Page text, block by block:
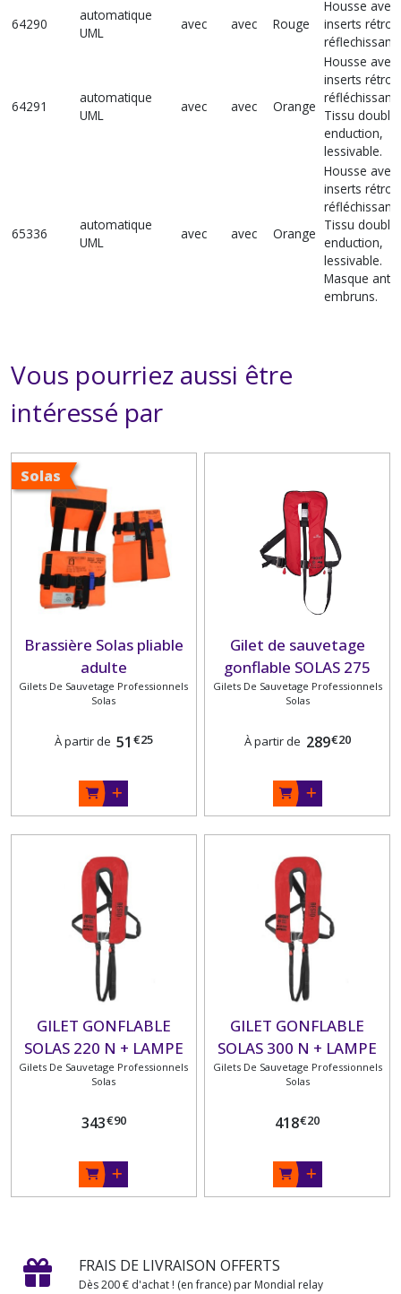
64290
automatique
UML
avec avec Rouge
Housse avec
inserts rétro-
64291
automatique
UML
avec avec Orange
Housse avec
inserts rétro-
Tissu double
enduction,
lessivable.
65336
automatique
UML
avec avec Orange
Housse avec
inserts rétro-
Tissu double
enduction,
lessivable.
Masque anti-
embruns.
Vous pourriez aussi être
intéressé par
Solas
Brassière Solas pliable
adulte
Gilets De Sauvetage Professionnels
Solas
À partir de 51 €25
Gilet de sauvetage
gonflable SOLAS 275
PLASTIMO
Gilets De Sauvetage Professionnels
Solas
À partir de 289€20
GILET GONFLABLE
SOLAS 220 N + LAMPE
Gilets De Sauvetage Professionnels
Solas
343€90
GILET GONFLABLE
SOLAS 300 N + LAMPE
Gilets De Sauvetage Professionnels
Solas
418€20
FRAIS DE LIVRAISON OFFERTS
Dès 200 € d'achat ! (en france) par Mondial relay